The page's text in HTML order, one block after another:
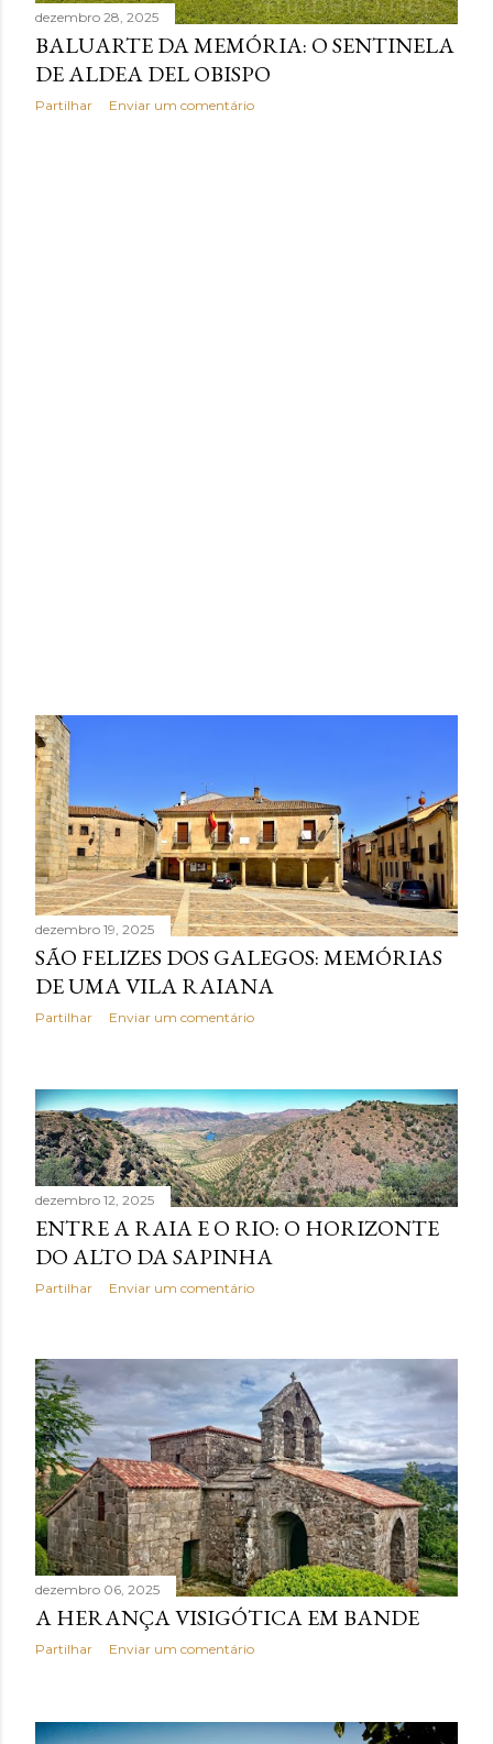
n
s
dezembro 28, 2025
BALUARTE DA MEMÓRIA: O SENTINELA
DE ALDEA DEL OBISPO
Partilhar Enviar um comentário
dezembro 19, 2025
SÃO FELIZES DOS GALEGOS: MEMÓRIAS
DE UMA VILA RAIANA
Partilhar Enviar um comentário
dezembro 12, 2025
ENTRE A RAIA E O RIO: O HORIZONTE
DO ALTO DA SAPINHA
Partilhar Enviar um comentário
dezembro 06, 2025
A HERANÇA VISIGÓTICA EM BANDE
Partilhar Enviar um comentário